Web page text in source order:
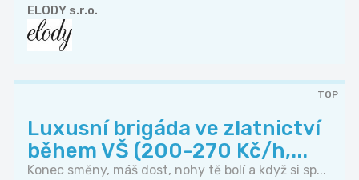
ELODY s.r.o.
TOP
Luxusní brigáda ve zlatnictví
během VŠ (200-270 Kč/h,...
Konec směny, máš dost, nohy tě bolí a když si sp...